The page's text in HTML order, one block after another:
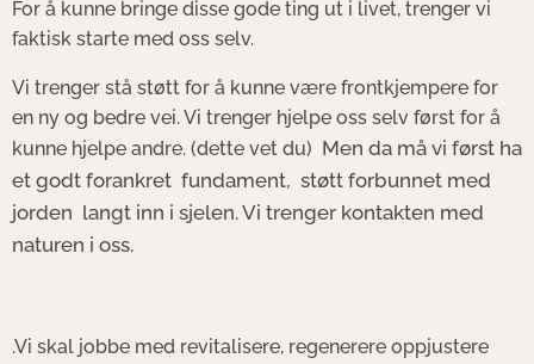
For å kunne bringe disse gode ting ut i livet, trenger vi
faktisk starte med oss selv.
Vi trenger stå støtt for å kunne være frontkjempere for
en ny og bedre vei. Vi trenger hjelpe oss selv først for å
kunne hjelpe andre. (dette vet du) Men da må vi først ha
et godt forankret fundament, støtt forbunnet med
jorden langt inn i sjelen. Vi trenger kontakten med
naturen i oss.
.Vi skal jobbe med revitalisere, regenerere oppjustere